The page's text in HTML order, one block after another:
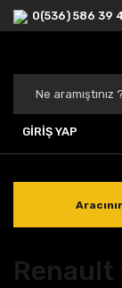
0(536) 586 39
GİRİŞ YAP
Renault